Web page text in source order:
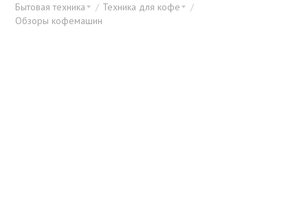
Бытовая техника
Техника для кофе
Обзоры кофемашин